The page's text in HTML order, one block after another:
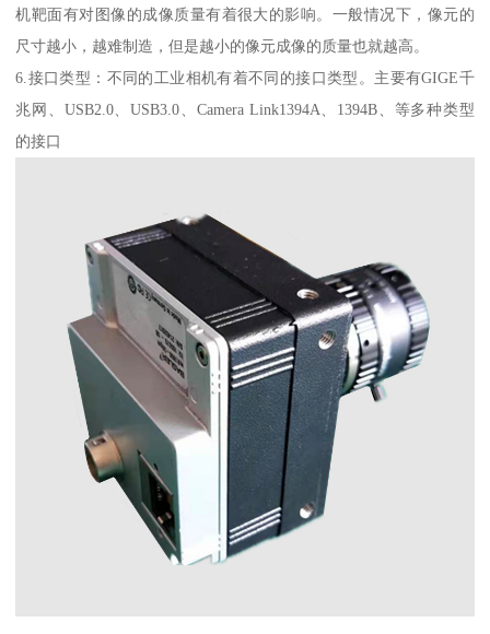
机靶面有对图像的成像质量有着很大的影响。一般情况下，像元的
尺寸越小，越难制造，但是越小的像元成像的质量也就越高。
6.接口类型：不同的工业相机有着不同的接口类型。主要有GIGE千
兆网、USB2.0、USB3.0、Camera Link1394A、1394B、等多种类型
的接口